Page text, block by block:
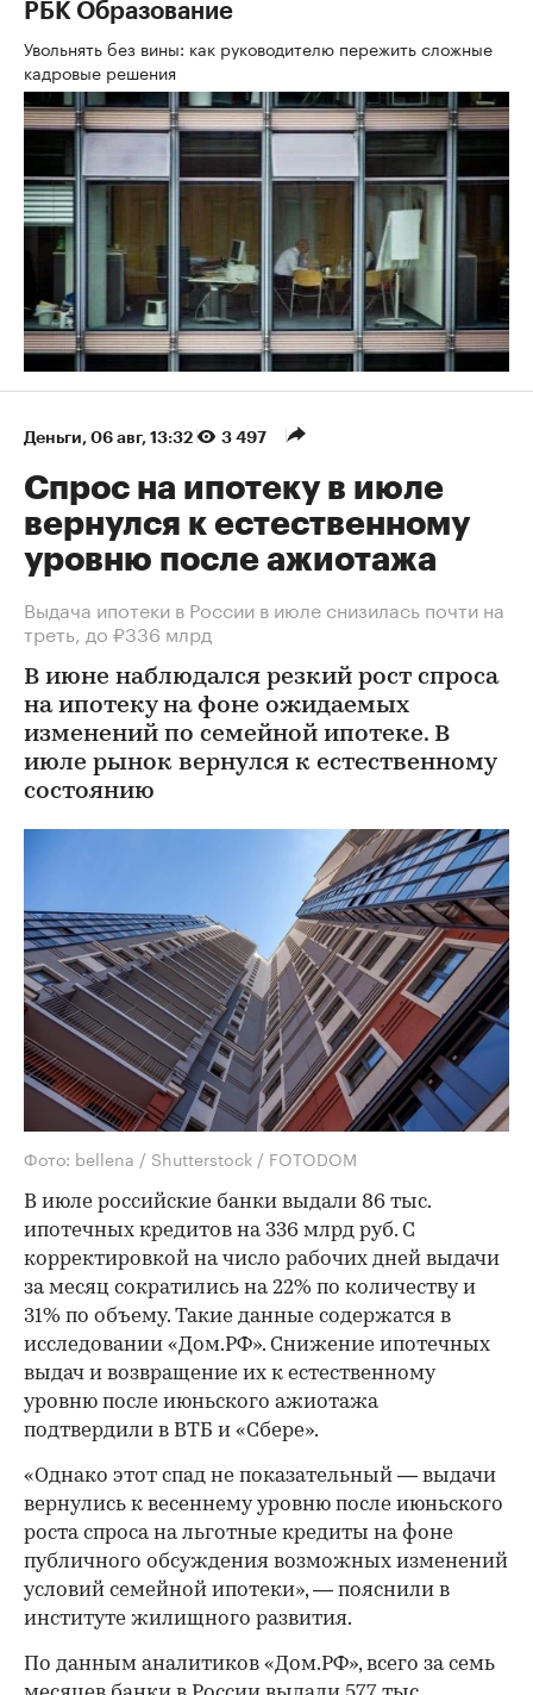
РБК Образование
Увольнять без вины: как руководителю пережить сложные
кадровые решения
Деньги 06 авг, 13:32 3 497
Спрос на ипотеку в июле
вернулся к естественному
уровню после ажиотажа
Выдача ипотеки в России в июле снизилась почти на
треть, до ₽336 млрд
В июне наблюдался резкий рост спроса
на ипотеку на фоне ожидаемых
изменений по семейной ипотеке. В
июле рынок вернулся к естественному
состоянию
Фото: bellena / Shutterstock / FOTODOM
В июле российские банки выдали 86 тыс.
ипотечных кредитов на 336 млрд руб. С
корректировкой на число рабочих дней выдачи
за месяц сократились на 22% по количеству и
31% по объему. Такие данные содержатся в
исследовании «Дом.РФ». Снижение ипотечных
выдач и возвращение их к естественному
уровню после июньского ажиотажа
подтвердили в ВТБ и «Сбере».
«Однако этот спад не показательный — выдачи
вернулись к весеннему уровню после июньского
роста спроса на льготные кредиты на фоне
публичного обсуждения возможных изменений
условий семейной ипотеки», — пояснили в
институте жилищного развития.
По данным аналитиков «Дом.РФ», всего за семь